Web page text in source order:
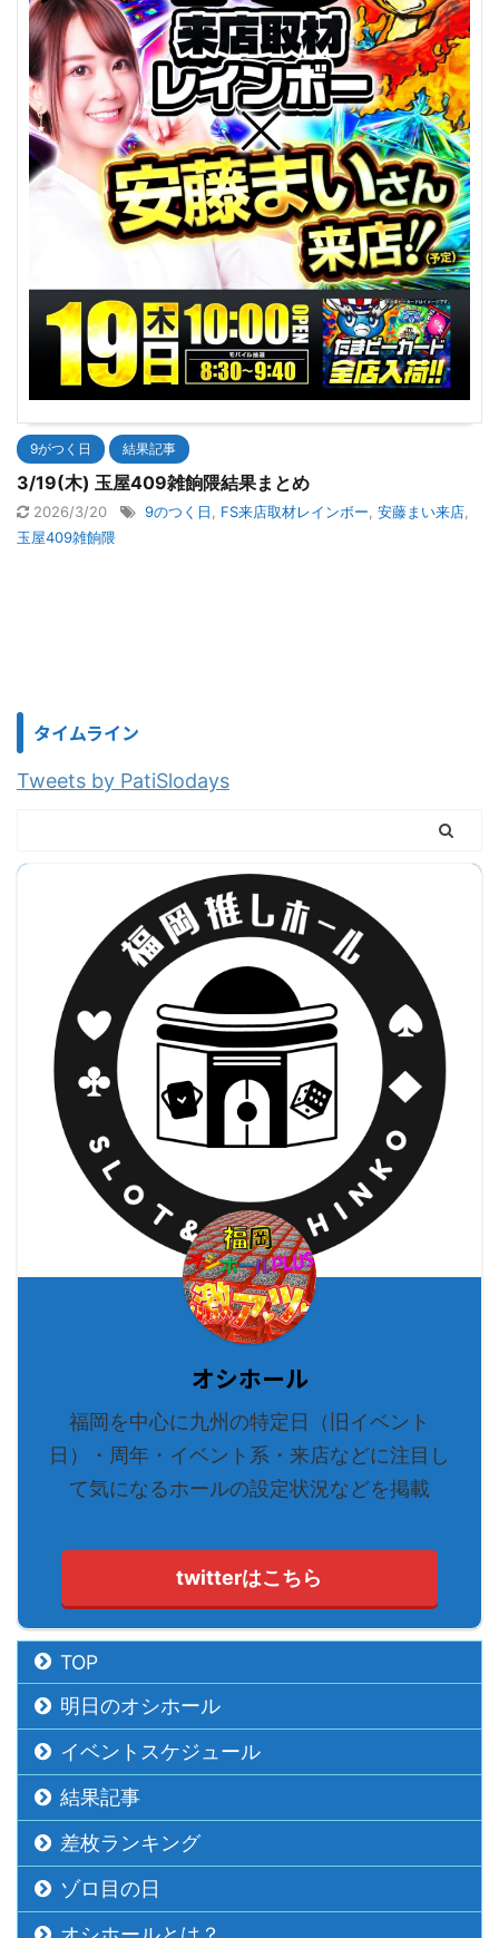
9がつく日 結果記事
3/19(木) 玉屋409雑餉隈結果まとめ
2026/3/20 9のつく日 FS来店取材レインボー 安藤まい来店
玉屋409雑餉隈
タイムライン
Tweets by PatiSlodays
オシホール
福岡を中心に九州の特定日（旧イベント
日）・周年・イベント系・来店などに注目し
て気になるホールの設定状況などを掲載
twitterはこちら
TOP
明日のオシホール
イベントスケジュール
結果記事
差枚ランキング
ゾロ目の日